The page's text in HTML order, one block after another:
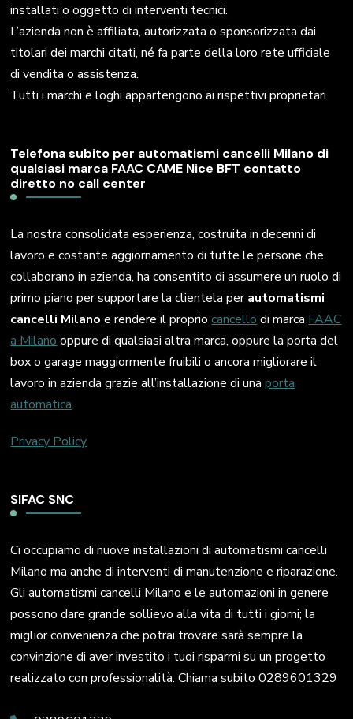
installati o oggetto di interventi tecnici.
L’azienda non è affiliata, autorizzata o sponsorizzata dai
titolari dei marchi citati, né fa parte della loro rete ufficiale
di vendita o assistenza.
Tutti i marchi e loghi appartengono ai rispettivi proprietari.
Telefona subito per automatismi cancelli Milano di
qualsiasi marca FAAC CAME Nice BFT contatto
diretto no call center
La nostra consolidata esperienza, costruita in decenni di
lavoro e costante aggiornamento di tutte le persone che
collaborano in azienda, ha consentito di assumere un ruolo di
primo piano per supportare la clientela perautomatismi
cancelli Milano e rendere il propriocancello di marca FAAC
a Milano oppure di qualsiasi altra marca, oppure la porta del
box o garage maggiormente fruibili o ancora migliorare il
lavoro in azienda grazie all’installazione di unaporta
automatica.
Privacy Policy
SIFAC SNC
Ci occupiamo di nuove installazioni di automatismi cancelli
Milano ma anche di interventi di manutenzione e riparazione.
Gli automatismi cancelli Milano e le automazioni in genere
possono dare grande sollievo alla vita di tutti i giorni; la
miglior convenienza che potrai trovare sarà sempre la
convinzione di aver investito i tuoi risparmi su un progetto
realizzato con professionalità. Chiama subito 0289601329